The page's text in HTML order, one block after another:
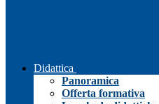
Didattica
Panoramica
Offerta formativa